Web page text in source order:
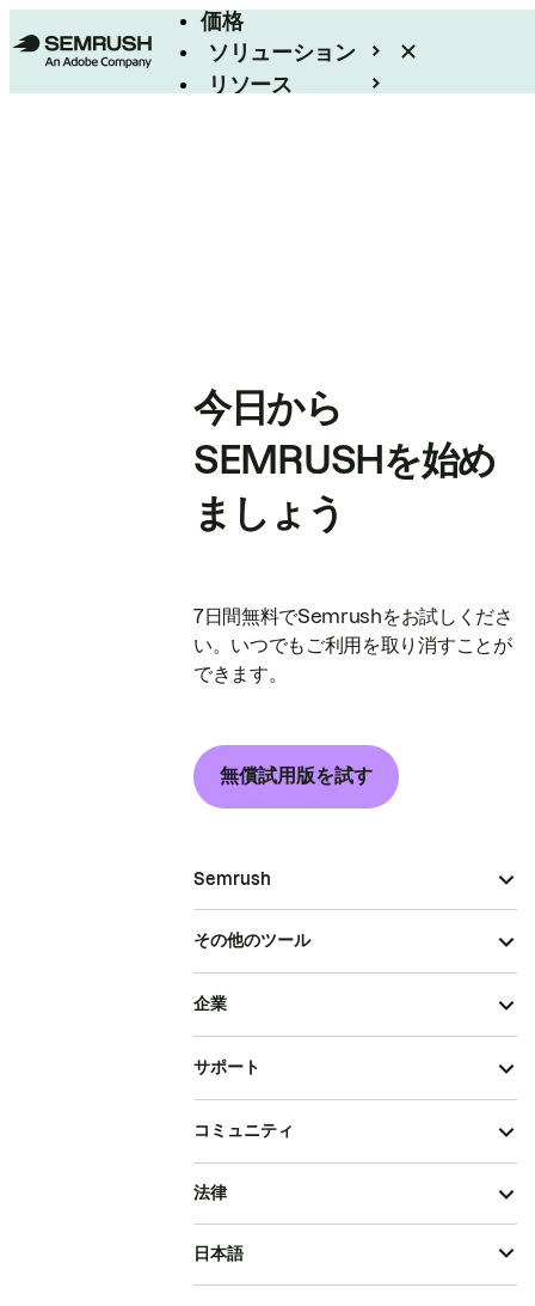
価格
ソリューション
リソース
今日から
SEMRUSHを始め
ましょう
7日間無料でSemrushをお試しくださ
い。いつでもご利用を取り消すことが
できます。
無償試用版を試す
Semrush
その他のツール
企業
サポート
コミュニティ
法律
日本語